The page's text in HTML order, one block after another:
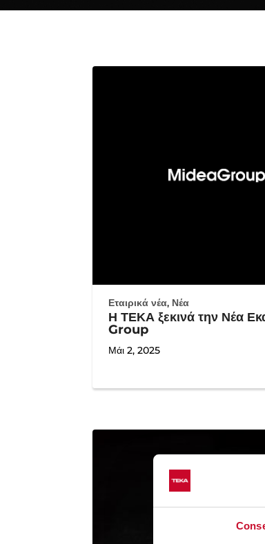
Εταιρικά νέα, Νέα
Η ΤΕΚΑ ξεκινά την Νέα
Group
Μάι 2, 2025